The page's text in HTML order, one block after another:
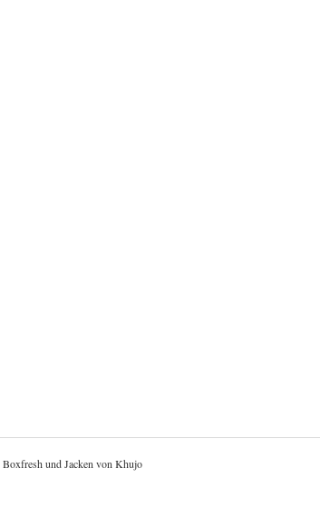
Boxfresh und Jacken von Khujo